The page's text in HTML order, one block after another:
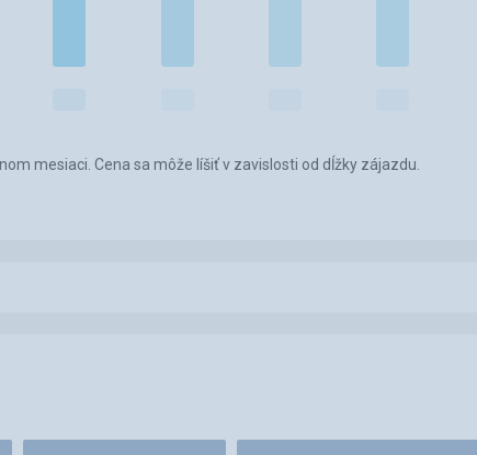
mesiaci. Cena sa môže líšiť v zavislosti od dĺžky zájazdu.